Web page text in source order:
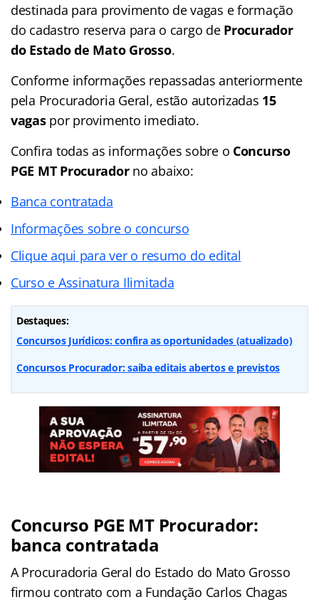
destinada para provimento de vagas e formação
do cadastro reserva para o cargo de Procurador
do Estado de Mato Grosso.
Conforme informações repassadas anteriormente
pela Procuradoria Geral, estão autorizadas 15
vagaspor provimento imediato.
Confira todas as informações sobre o Concurso
PGE MT Procuradorno abaixo:
Banca contratada
Informações sobre o concurso
Clique aqui para ver o resumo do edital
Curso e Assinatura Ilimitada
Destaques:
Concursos Jurídicos: confira as oportunidades (atualizado)
Concursos Procurador: saiba editais abertos e previstos
Concurso PGE MT Procurador:
banca contratada
A Procuradoria Geral do Estado do Mato Grosso
firmou contrato com a Fundação Carlos Chagas